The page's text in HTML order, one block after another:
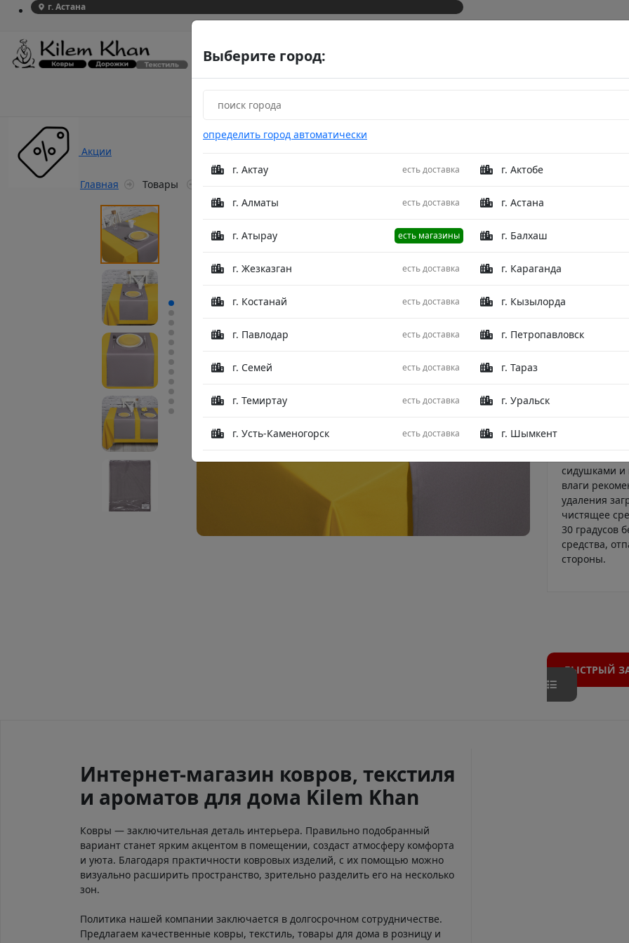
Выберите город:
определить город автоматически
г. Актау есть доставка г. Актобе
г. Алматы есть доставка г. Астана
г. Атырау есть магазины г. Балхаш
г. Жезказган есть доставка г. Караганда
г. Костанай есть доставка г. Кызылорда
г. Павлодар есть доставка г. Петропавловск
г. Семей есть доставка г. Тараз
г. Темиртау есть доставка г. Уральск
г. Усть-Каменогорск есть доставка г. Шымкент
г. Астана
Акции
Главная Товары
40X140
Комплект
удобным и
частицы, не
скатерти
особый
сидушками и
влаги
удаления
чистящее
30 градусов
средства,
стороны.
БЫСТРЫЙ
Интернет-магазин ковров, текстиля
и ароматов для дома Kilem Khan
Ковры — заключительная деталь интерьера. Правильно подобранный
вариант станет ярким акцентом в помещении, создаст атмосферу комфорта
и уюта. Благодаря практичности ковровых изделий, с их помощью можно
визуально расширить пространство, зрительно разделить его на несколько
зон.
Политика нашей компании заключается в долгосрочном сотрудничестве.
Предлагаем качественные ковры, текстиль, товары для дома в розницу и